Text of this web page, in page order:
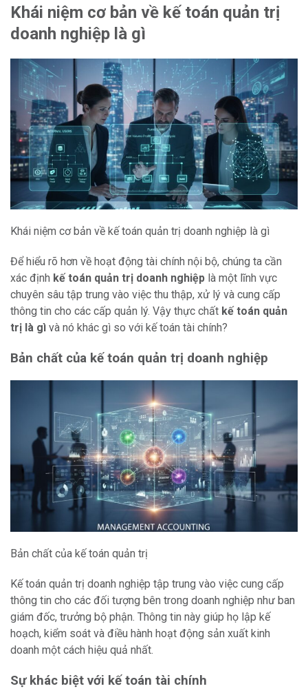
Khái niệm cơ bản về kế toán quản trị
doanh nghiệp là gì
Khái niệm cơ bản về kế toán quản trị doanh nghiệp là gì
Để hiểu rõ hơn về hoạt động tài chính nội bộ, chúng ta cần
xác định kế toán quản trị doanh nghiệp là một lĩnh vực
chuyên sâu tập trung vào việc thu thập, xử lý và cung cấp
thông tin cho các cấp quản lý. Vậy thực chất kế toán quản
trị là gì và nó khác gì so với kế toán tài chính?
Bản chất của kế toán quản trị doanh nghiệp
Bản chất của kế toán quản trị
Kế toán quản trị doanh nghiệp tập trung vào việc cung cấp
thông tin cho các đối tượng bên trong doanh nghiệp như ban
giám đốc, trưởng bộ phận. Thông tin này giúp họ lập kế
hoạch, kiểm soát và điều hành hoạt động sản xuất kinh
doanh một cách hiệu quả nhất.
Sự khác biệt với kế toán tài chính